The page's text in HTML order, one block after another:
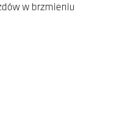
w brzmieniu